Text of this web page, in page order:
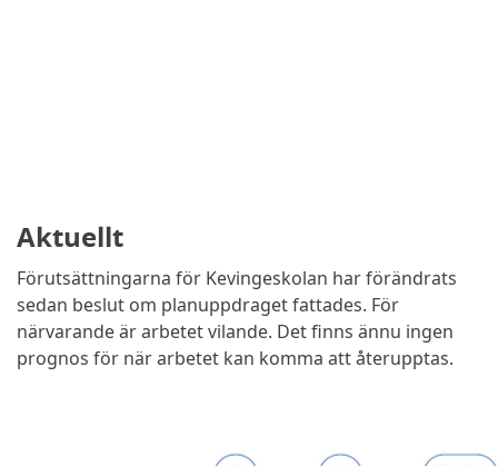
Aktuellt
Förutsättningarna för Kevingeskolan har förändrats
sedan beslut om planuppdraget fattades. För
närvarande är arbetet vilande. Det finns ännu ingen
prognos för när arbetet kan komma att återupptas.